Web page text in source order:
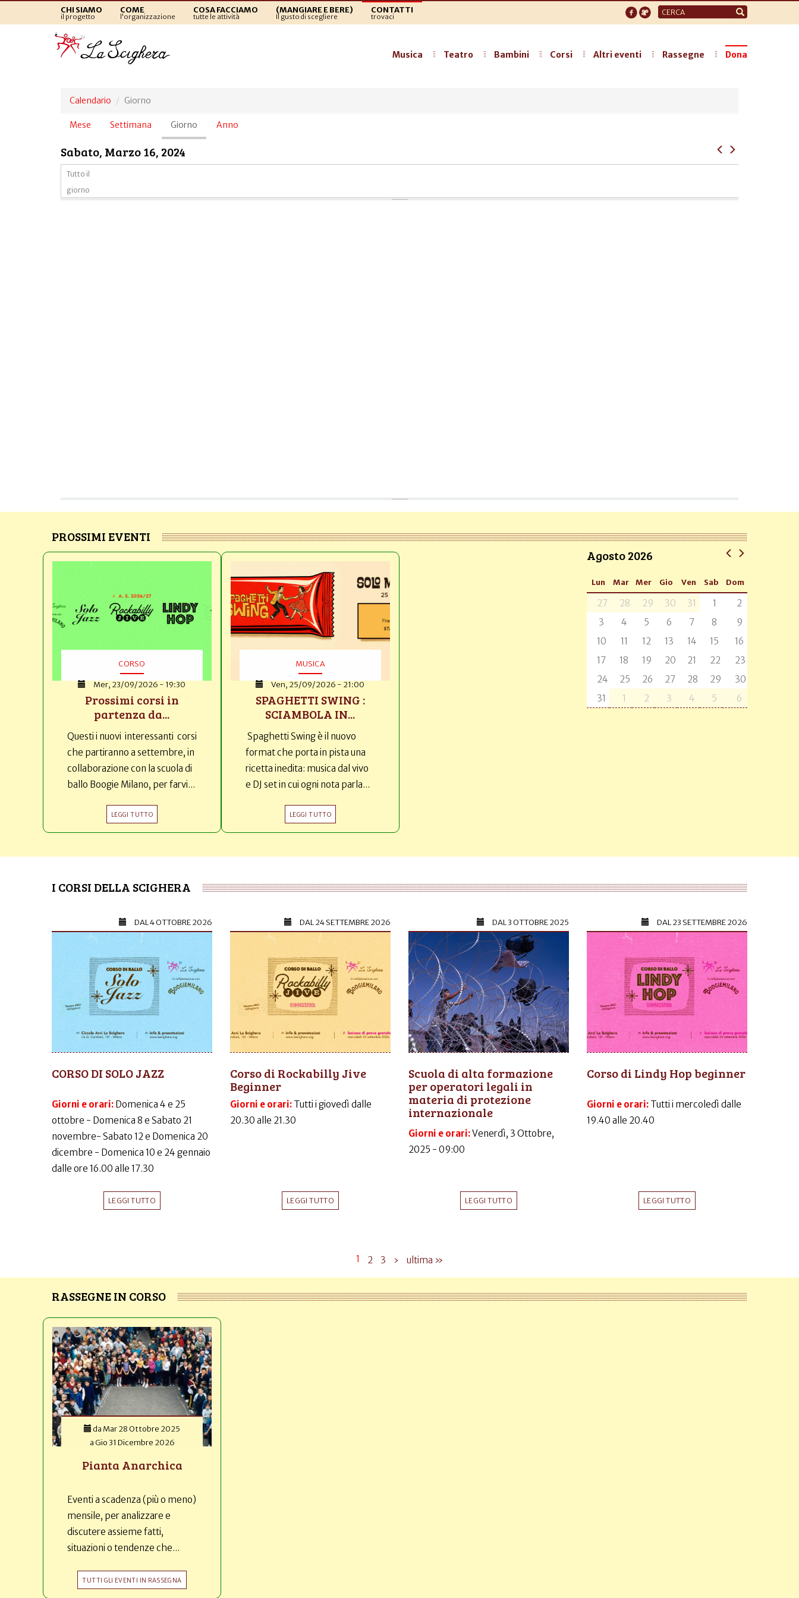
CHI SIAMO
il progetto
COME
l'organizzazione
COSA FACCIAMO
tutte le attività
(MANGIARE E BERE)
Il gusto di scegliere
CONTATTI
trovaci
Form
di
Musica Teatro Bambini Corsi Altri eventi Rassegne Dona
Calendario Giorno
Schede
Mese Settimana Giorno (scheda
attiva)
Anno
Sabato, Marzo 16, 2024
Tutto il
giorno
PROSSIMI EVENTI
CORSO
Mer, 23/09/2026 - 19:30
Prossimi corsi in
partenza da...
Questi i nuovi interessanti corsi
che partiranno a settembre, in
collaborazione con la scuola di
ballo Boogie Milano, per farvi...
LEGGI TUTTO
MUSICA
Ven, 25/09/2026 - 21:00
SPAGHETTI SWING :
SCIAMBOLA IN...
Spaghetti Swing è il nuovo
format che porta in pista una
ricetta inedita: musica dal vivo
e DJ set in cui ogni nota parla...
LEGGI TUTTO
Agosto 2026
Lun Mar Mer Gio Ven Sab Dom
27 28 29 30 31 1
2
3
4 5 6 7 8
9
10
11 12 13 14 15
16
17
18 19 20 21 22
23
24
25 26 27 28 29
30
31
1 2 3 4 5 6
I CORSI DELLA SCIGHERA
DAL4 OTTOBRE 2026
CORSO DI SOLO JAZZ
Giorni e orari: Domenica 4 e 25
ottobre - Domenica 8 e Sabato 21
novembre- Sabato 12 e Domenica 20
dicembre - Domenica 10 e 24 gennaio
dalle ore 16.00 alle 17.30
LEGGI TUTTO
DAL24 SETTEMBRE 2026
Corso di Rockabilly Jive
Beginner
Giorni e orari: Tutti i giovedì dalle
20.30 alle 21.30
LEGGI TUTTO
DAL3 OTTOBRE 2025
Scuola di alta formazione
per operatori legali in
materia di protezione
internazionale
Giorni e orari:Venerdì, 3 Ottobre,
2025 - 09:00
LEGGI TUTTO
DAL23 SETTEMBRE 2026
Corso di Lindy Hop beginner
Giorni e orari: Tutti i mercoledì dalle
19.40 alle 20.40
LEGGI TUTTO
1 2 3 › ultima »
RASSEGNE IN CORSO
da Mar 28 Ottobre 2025
aGio 31 Dicembre 2026
Pianta Anarchica
Eventi a scadenza (più o meno)
mensile, per analizzare e
discutere assieme fatti,
situazioni o tendenze che...
TUTTI GLI EVENTI IN RASSEGNA